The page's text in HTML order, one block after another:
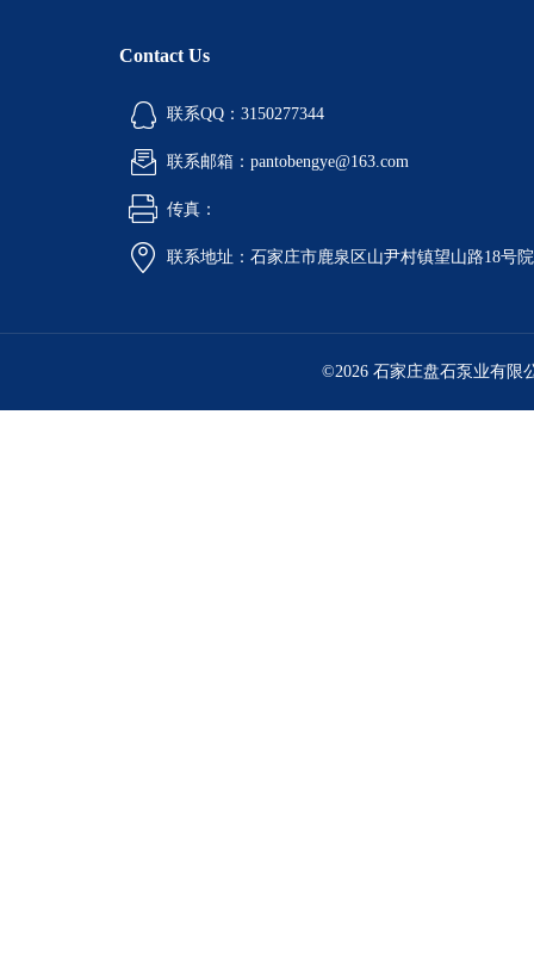
Contact Us
联系QQ：3150277344
联系邮箱：pantobengye@163.com
传真：
联系地址：石家庄市鹿泉区山尹村镇望山路18号
©2026 石家庄盘石泵业有限